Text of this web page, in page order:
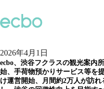
2026年4月1日
ecbo、渋谷フクラスの観光案内
始、手荷物預かりサービス等を
け運営開始、月間約2万人が訪